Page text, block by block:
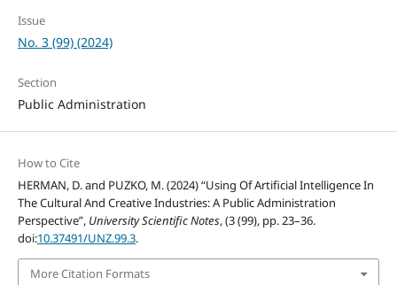
Issue
No. 3 (99) (2024)
Section
Public Administration
How to Cite
HERMAN, D. and PUZKO, M. (2024) “Using Of Artificial Intelligence In
The Cultural And Creative Industries: A Public Administration
Perspective”, University Scientific Notes, (3 (99), pp. 23–36.
doi:10.37491/UNZ.99.3.
More Citation Formats